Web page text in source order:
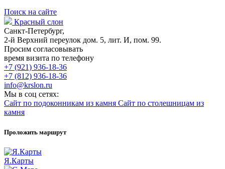
Поиск на сайте
Красный слон
Санкт-Петербург,
2-й Верхний переулок дом. 5, лит. И, пом. 99.
Просим согласовывать
время визита по телефону
+7 (921) 936-18-36
+7 (812) 936-18-36
info@krslon.ru
Мы в соц сетях:
Сайт по подоконникам из камня Сайт по столешницам из
камня
Проложить маршрут
Я.Карты